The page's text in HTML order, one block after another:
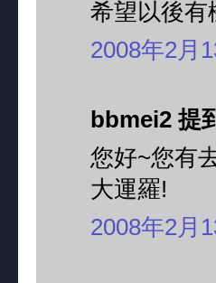
希望以後有
2008年2月
bbmei2 提
您好~您有
大運羅!
2008年2月